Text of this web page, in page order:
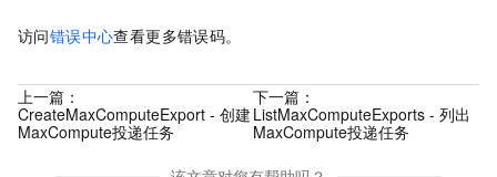
访问错误中心查看更多错误码。
上一篇：
CreateMaxComputeExport - 创建
MaxCompute投递任务
下一篇：
ListMaxComputeExports - 列出
MaxCompute投递任务